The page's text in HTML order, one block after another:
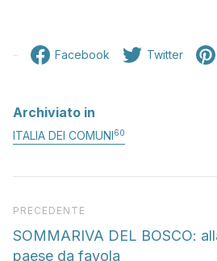
Facebook Twitter
Archiviato in
ITALIA DEI COMUNI60
Articolo precedente
PRECEDENTE
SOMMARIVA DEL BOSCO:
paese da favola